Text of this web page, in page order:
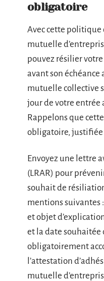
obligatoire
Avec cette politique
mutuelle
pouvez résilier
avant son échéance
mutuelle collective
jour de votre entrée
Rappelons que
obligatoire,
Envoyez une lettre
(LRAR) pour
souhait de
mentions suivantes
et objet
et la date souhaitée
obligatoirement
l’attestation
mutuelle